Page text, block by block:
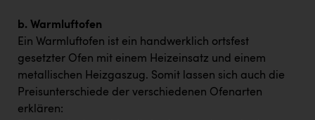
b. Warmluftofen
Ein Warmluftofen ist ein handwerklich ortsfest
gesetzter Ofen mit einem Heizeinsatz und einem
metallischen Heizgaszug. Somit lassen sich auch die
Preisunterschiede der verschiedenen Ofenarten
erklären: